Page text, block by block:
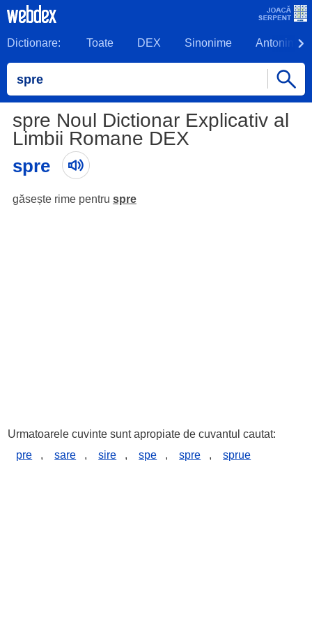
Dictionare: Toate DEX Sinonime Antonime
spre Noul Dictionar Explicativ al
Limbii Romane DEX
spre
găsește rime pentru spre
Urmatoarele cuvinte sunt apropiate de cuvantul cautat:
pre
, sare , sire , spe , spre , sprue